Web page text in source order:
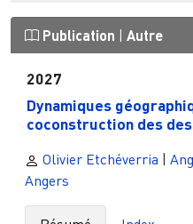
Publication Autre
2027
Dynamiques
coconstruction des
Olivier Etchéverria |
Angers